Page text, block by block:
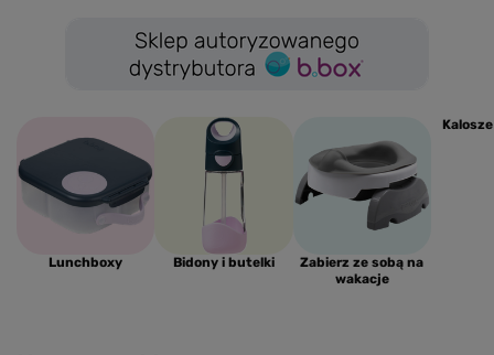
Lunchboxy Bidony i butelki
Zabierz ze sobą na
wakacje